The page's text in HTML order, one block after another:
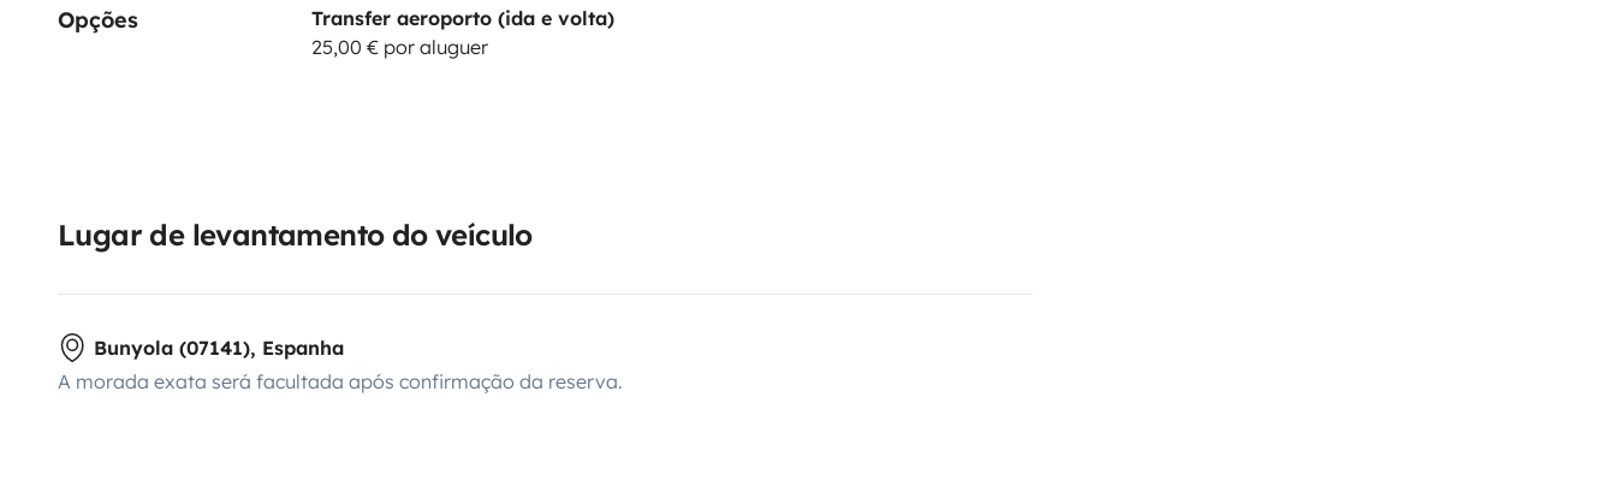
Opções
Transfer aeroporto (ida e volta)
25,00 € por aluguer
Lugar de levantamento do veículo
Bunyola (07141), Espanha
A morada exata será facultada após confirmação da reserva.